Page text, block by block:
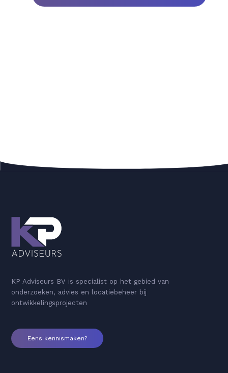
KP Adviseurs BV is specialist op het gebied van
onderzoeken, advies en locatiebeheer bij
ontwikkelingsprojecten
Eens kennismaken?